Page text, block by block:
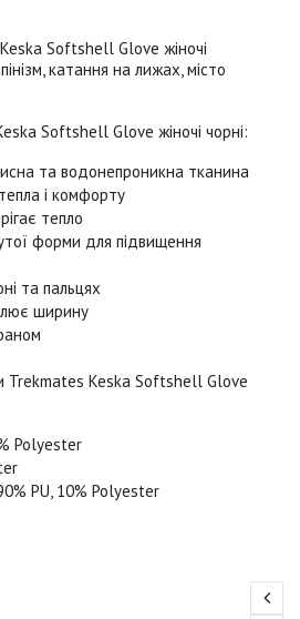
Softshell Glove жіночі
катання на лижах, місто
Softshell Glove жіночі чорні:
та водонепроникна тканина
і комфорту
тепло
форми для підвищення
та пальцях
ширину
Trekmates Keska Softshell Glove
Polyester
PU, 10% Polyester